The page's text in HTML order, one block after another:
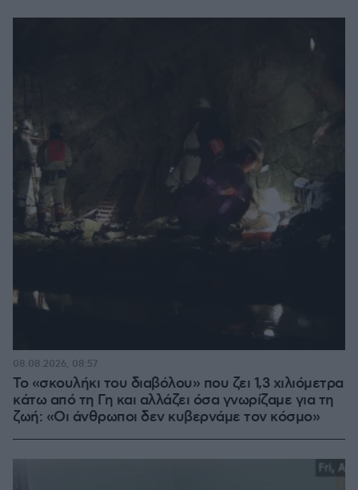
Το «σκουλήκι του διαβόλου» που ζει 1,3 χιλιόμετρα
κάτω από τη Γη και αλλάζει όσα γνωρίζαμε για τη
ζωή: «Οι άνθρωποι δεν κυβερνάμε τον κόσμο»
08.08.2026, 08:57